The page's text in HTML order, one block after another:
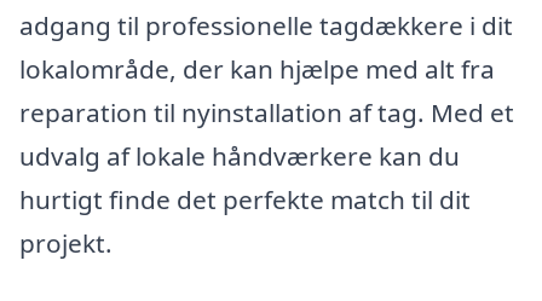
adgang til professionelle tagdækkere i dit
lokalområde, der kan hjælpe med alt fra
reparation til nyinstallation af tag. Med et
udvalg af lokale håndværkere kan du
hurtigt finde det perfekte match til dit
projekt.